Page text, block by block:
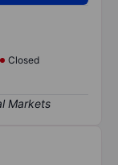
Closed